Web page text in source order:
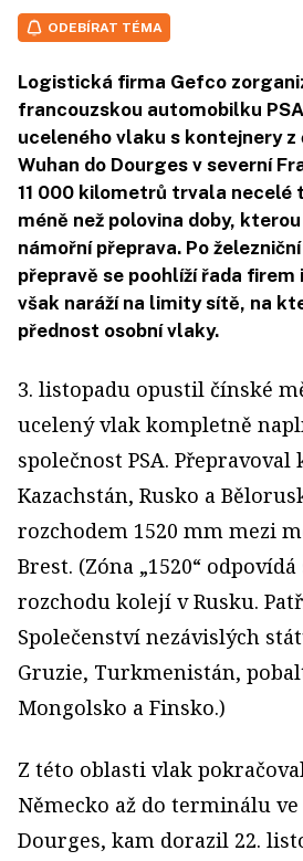
ODEBÍRAT TÉMA
Logistická firma Gefco
francouzskou automobilku
uceleného vlaku s kontejnery z
Wuhan do Dourges v severní
11 000 kilometrů trvala necelé
méně než polovina doby,
námořní přeprava. Po
přepravě se poohlíží řada firem
však naráží na limity sítě, na
přednost osobní vlaky.
3. listopadu opustil čínské
ucelený vlak kompletně
společnost PSA.
Kazachstán, Rusko a
rozchodem 1520 mm mezi
Brest. (Zóna „1520“
rozchodu kolejí v Rusku.
Společenství nezávislých
Gruzie, Turkmenistán,
Mongolsko a Finsko.)
Z této oblasti vlak
Německo až do terminálu
Dourges, kam dorazil 22.